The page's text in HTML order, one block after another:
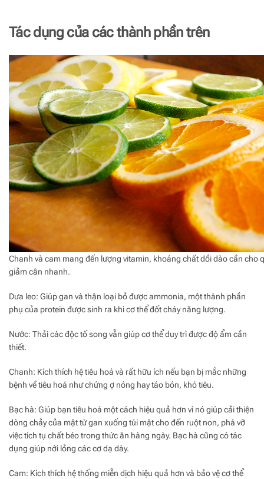
Tác dụng của các thành phần trên
Chanh và cam mang đến lượng vitamin, khoáng chất dồi dào cần cho
giảm cân nhanh.
Dưa leo: Giúp gan và thận loại bỏ được ammonia, một thành phần
phụ của protein được sinh ra khi cơ thể đốt cháy năng lượng.
Nước: Thải các độc tố song vẫn giúp cơ thể duy trì được độ ẩm cần
thiết.
Chanh: Kích thích hệ tiêu hoá và rất hữu ích nếu bạn bị mắc những
bệnh về tiêu hoá như chứng ợ nóng hay táo bón, khó tiêu.
Bạc hà: Giúp bạn tiêu hoá một cách hiệu quả hơn vì nó giúp cải thiện
dòng chảy của mật từ gan xuống túi mật cho đến ruột non, phá vỡ
việc tích tụ chất béo trong thức ăn hàng ngày. Bạc hà cũng có tác
dụng giúp nới lỏng các cơ dạ dày.
Cam: Kích thích hệ thống miễn dịch hiệu quả hơn và bảo vệ cơ thể